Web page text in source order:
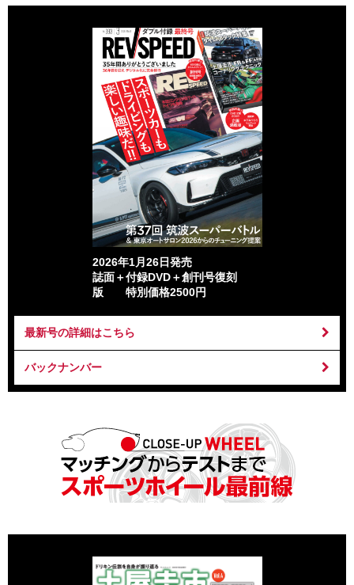
2026年1月26日発売
誌面＋付録DVD＋創刊号復刻
版 特別価格2500円
最新号の詳細はこちら
バックナンバー